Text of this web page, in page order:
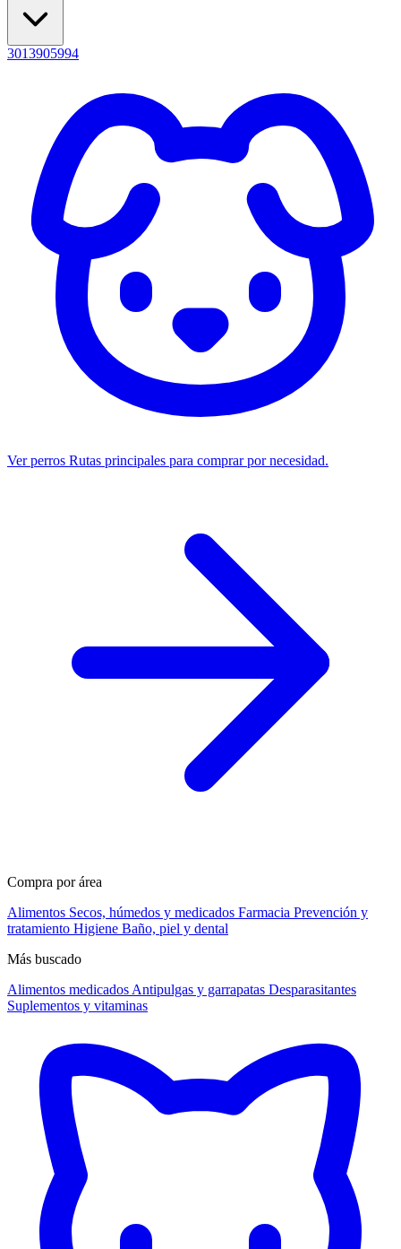
3013905994
Ver perros Rutas principales para comprar por necesidad.
Compra por área
Alimentos Secos, húmedos y medicados Farmacia Prevención y
tratamiento Higiene Baño, piel y dental
Más buscado
Alimentos medicados Antipulgas y garrapatas Desparasitantes
Suplementos y vitaminas